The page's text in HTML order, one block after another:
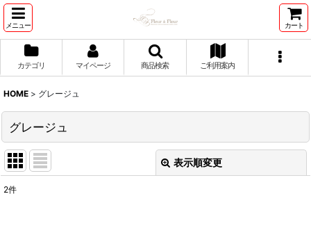
メニュー カート
カテゴリ マイページ 商品検索 ご利用案内
HOME > グレージュ
グレージュ
表示順変更
2件